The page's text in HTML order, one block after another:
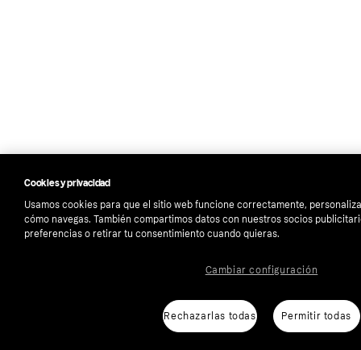
Cookies y privacidad
Usamos cookies para que el sitio web funcione correctamente,
cómo navegas. También compartimos datos con nuestros socios
preferencias o retirar tu consentimiento cuando quieras.
Rechazarlas todas Permitir todas
Cambiar configuración